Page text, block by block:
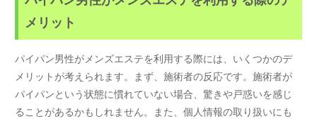
メリット
パイパン男性がメンズエステを利用する際には、いくつかのデ
メリットが考えられます。まず、施術者の反応です。施術者が
パイパンという状態に慣れていない場合、驚きや戸惑いを感じ
ることがあるかもしれません。また、個人情報の取り扱いにも